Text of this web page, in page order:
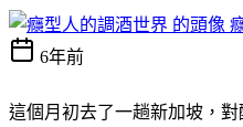
6年前
這個月初去了一趟新加坡，